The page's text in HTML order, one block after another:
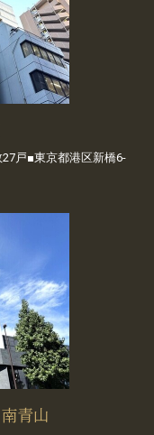
戸■東京都港区新橋6-
青山